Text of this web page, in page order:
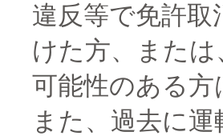
違反等で免許
けた方、また
可能性のある
また、過去に